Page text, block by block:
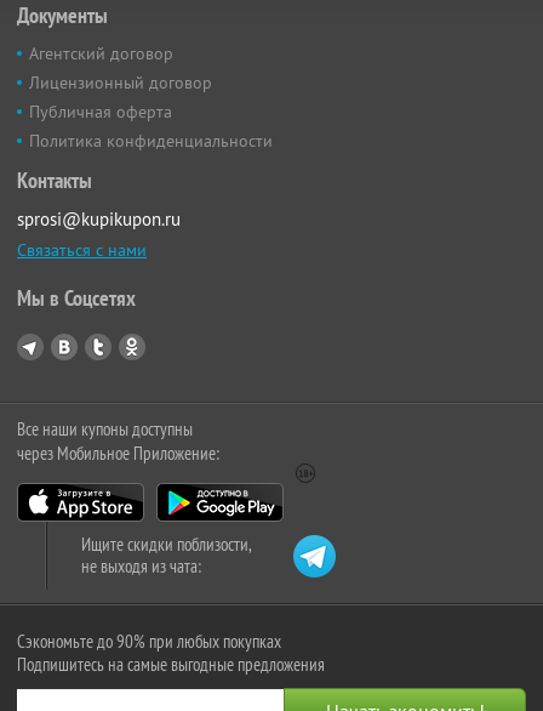
Документы
Агентский договор
Лицензионный договор
Публичная оферта
Политика конфиденциальности
Контакты
sprosi@kupikupon.ru
Связаться с нами
Мы в Соцсетях
Все наши купоны доступны
через Мобильное Приложение:
Ищите скидки поблизости,
не выходя из чата:
Сэкономьте до 90% при любых покупках
Подпишитесь на самые выгодные предложения